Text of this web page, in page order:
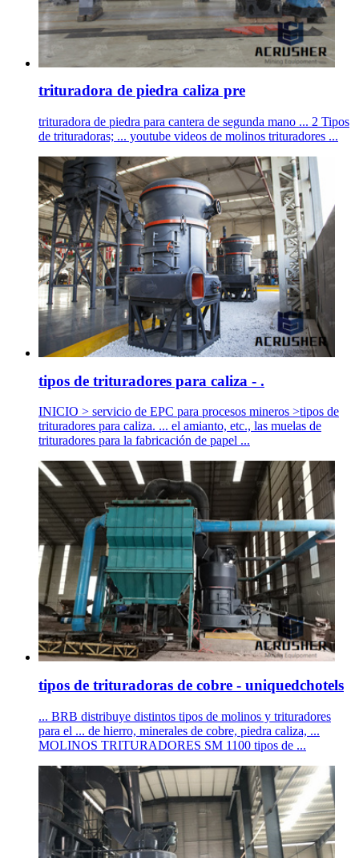
trituradora de piedra caliza pre
trituradora de piedra para cantera de segunda mano ... 2 Tipos
de trituradoras; ... youtube videos de molinos trituradores ...
tipos de trituradores para caliza - .
INICIO > servicio de EPC para procesos mineros >tipos de
trituradores para caliza. ... el amianto, etc., las muelas de
trituradores para la fabricación de papel ...
tipos de trituradoras de cobre - uniquedchotels
... BRB distribuye distintos tipos de molinos y trituradores
para el ... de hierro, minerales de cobre, piedra caliza, ...
MOLINOS TRITURADORES SM 1100 tipos de ...